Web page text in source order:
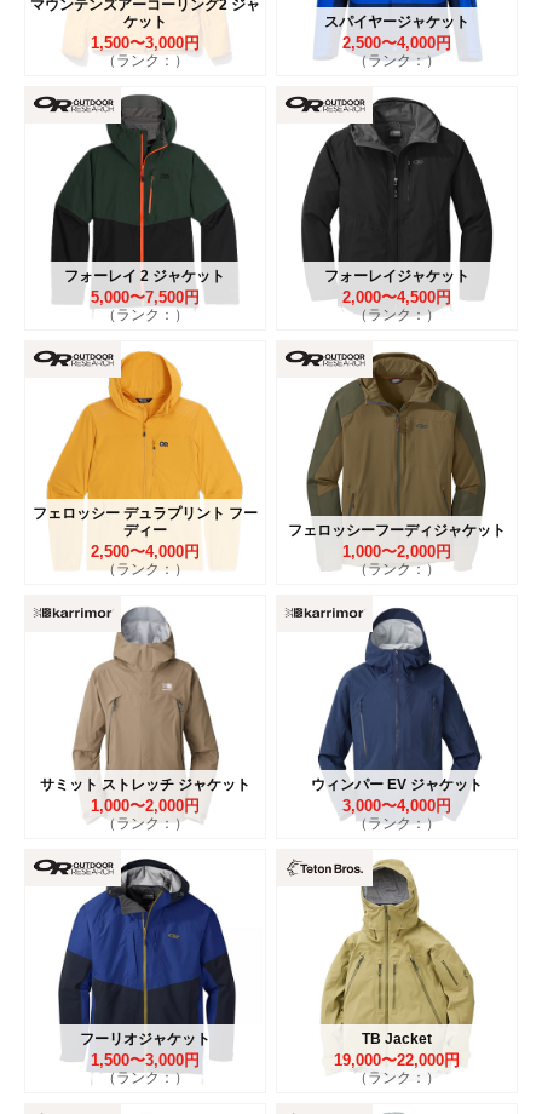
マウンテンズアーコーリング2 ジャ
ケット
1,500〜3,000円
（ランク：）
スパイヤージャケット
2,500〜4,000円
（ランク：）
フォーレイ 2 ジャケット
5,000〜7,500円
（ランク：）
フォーレイジャケット
2,000〜4,500円
（ランク：）
フェロッシー デュラプリント フー
ディー
2,500〜4,000円
（ランク：）
フェロッシーフーディジャケット
1,000〜2,000円
（ランク：）
サミット ストレッチ ジャケット
1,000〜2,000円
（ランク：）
ウィンパー EV ジャケット
3,000〜4,000円
（ランク：）
フーリオジャケット
1,500〜3,000円
（ランク：）
TB Jacket
19,000〜22,000円
（ランク：）